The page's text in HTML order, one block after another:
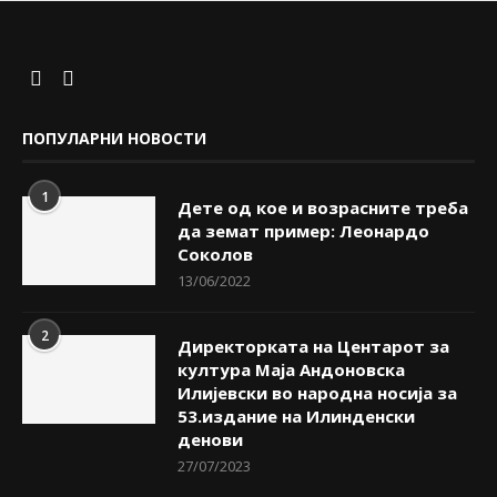
ПОПУЛАРНИ НОВОСТИ
1
Дете од кое и возрасните треба
да земат пример: Леонардо
Соколов
13/06/2022
2
Директорката на Центарот за
култура Маја Андоновска
Илијевски во народна носија за
53.издание на Илинденски
денови
27/07/2023